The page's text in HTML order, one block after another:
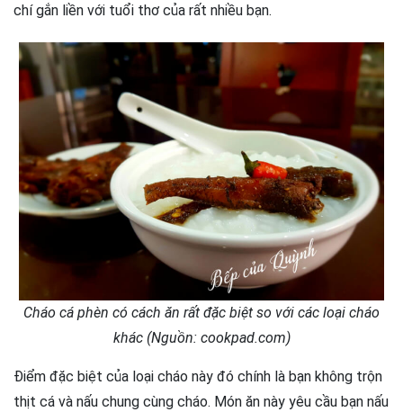
chí gắn liền với tuổi thơ của rất nhiều bạn.
Cháo cá phèn có cách ăn rất đặc biệt so với các loại cháo
khác (Nguồn: cookpad.com)
Điểm đặc biệt của loại cháo này đó chính là bạn không trộn
thịt cá và nấu chung cùng cháo. Món ăn này yêu cầu bạn nấu